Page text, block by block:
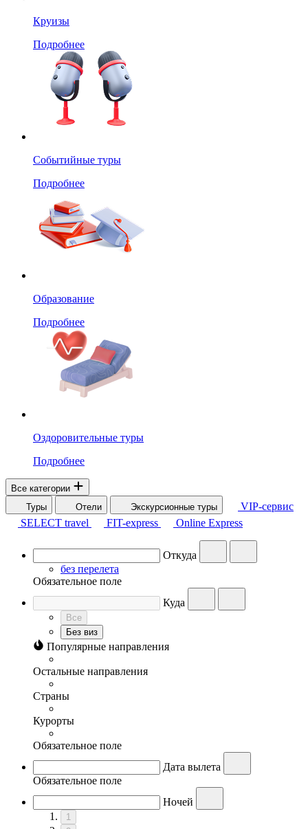
Круизы
Подробнее
Событийные туры
Подробнее
Образование
Подробнее
Оздоровительные туры
Подробнее
Все категории
Туры
Отели Экскурсионные туры
VIP-сервис
SELECT travel
FIT-express Online Express
Откуда
без перелета
Обязательное поле
Куда
Все
Без виз
Популярные направления
Остальные направления
Страны
Курорты
Обязательное поле
Дата вылета
Обязательное поле
Ночей
1